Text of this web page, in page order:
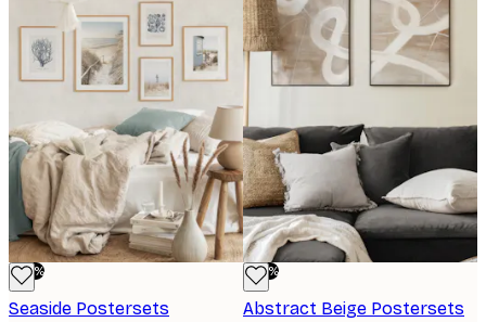
-50%
Seaside Postersets
-50%
Abstract Beige Postersets